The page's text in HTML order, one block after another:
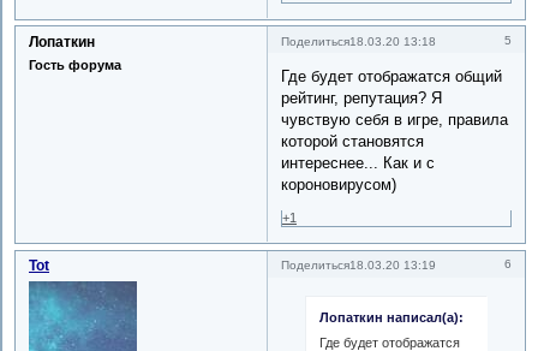
Поделиться 5
18.03.20 13:18
Лопаткин
Гость форума
Где будет отображатся общий
рейтинг, репутация? Я
чувствую себя в игре, правила
которой становятся
интереснее... Как и с
короновирусом)
+1
Поделиться 6
18.03.20 13:19
Tot
Лопаткин написал(а):
Где будет отображатся